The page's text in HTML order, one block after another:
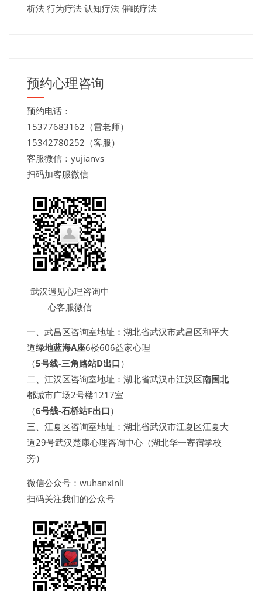
析法 行为疗法 认知疗法 催眠疗法
预约心理咨询
预约电话：
15377683162（雷老师）
15342780252（客服）
客服微信：yujianvs
扫码加客服微信
武汉遇见心理咨询中
心客服微信
一、武昌区咨询室地址：湖北省武汉市武昌区和平大
道绿地蓝海A座6楼606益家心理
（5号线-三角路站D出口 ）
二、江汉区咨询室地址：湖北省武汉市江汉区南国北
都城市广场2号楼1217室
（6号线-石桥站F出口 ）
三、江夏区咨询室地址：湖北省武汉市江夏区江夏大
道29号武汉楚康心理咨询中心（湖北华一寄宿学校
旁）
微信公众号：wuhanxinli
扫码关注我们的公众号